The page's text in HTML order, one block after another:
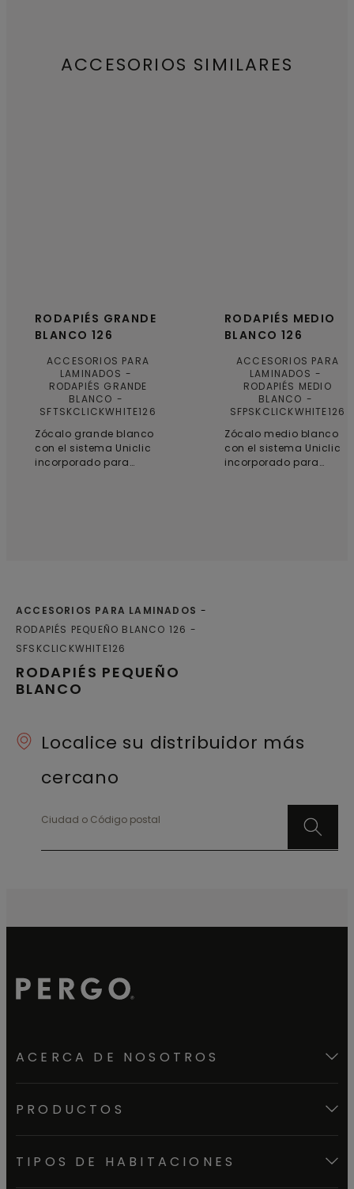
ACCESORIOS SIMILARES
RODAPIÉS GRANDE
BLANCO 126
ACCESORIOS PARA
LAMINADOS
RODAPIÉS GRANDE
BLANCO
SFTSKCLICKWHITE126
Zócalo grande blanco
con el sistema Uniclic
incorporado para
RODAPIÉS MEDIO
BLANCO 126
ACCESORIOS PARA
LAMINADOS
RODAPIÉS MEDIO
BLANCO
SFPSKCLICKWHITE126
Zócalo medio blanco
con el sistema Uniclic
incorporado para
RODAPIÉS PEQUEÑO
BLANCO
ACCESORIOS PARA LAMINADOS
RODAPIÉS PEQUEÑO BLANCO 126
SFSKCLICKWHITE126
Localice su distribuidor más
cercano
Ciudad o Código postal
ACERCA DE NOSOTROS
PRODUCTOS
TIPOS DE HABITACIONES